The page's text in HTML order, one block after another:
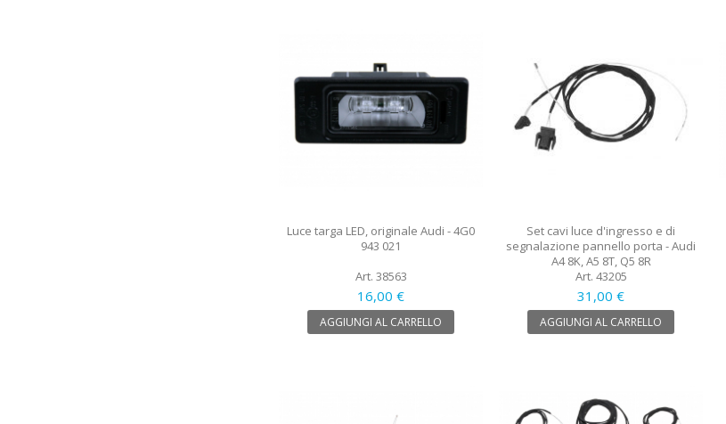
Luce targa LED, originale Audi - 4G0
943 021
Art. 38563
16,00 €
AGGIUNGI AL CARRELLO
Set cavi luce d'ingresso e di
segnalazione pannello porta - Audi
A4 8K, A5 8T, Q5 8R
Art. 43205
31,00 €
AGGIUNGI AL CARRELLO